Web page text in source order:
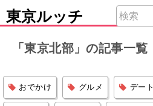
東京ルッチ
「東京北部」の記事一覧
おでかけ グルメ デート